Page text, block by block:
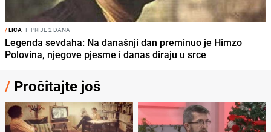
/LICA I PRIJE 2 DANA
Legenda sevdaha: Na današnji dan preminuo je Himzo
Polovina, njegove pjesme i danas diraju u srce
/ Pročitajte još